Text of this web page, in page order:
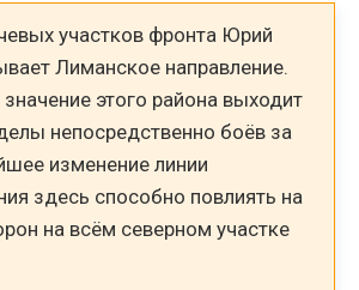
участков фронта Юрий
Лиманское направление.
этого района выходит
непосредственно боёв за
изменение линии
здесь способно повлиять на
на всём северном участке